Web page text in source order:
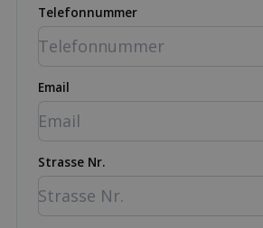
Telefonnummer
Email
Strasse Nr.